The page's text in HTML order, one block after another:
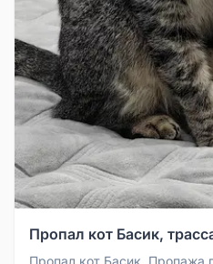
Пропал кот Басик,
Пропал кот Басик. Пропажа